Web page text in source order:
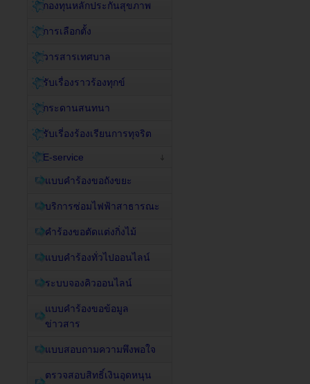
กองทุนหลักประกันสุขภาพ
การเลือกตั้ง
วารสารเทศบาล
รับเรื่องราวร้องทุกข์
กระดานสนทนา
รับเรี่องร้องเรียนการทุจริต
E-service
แบบคำร้องขอถังขยะ
บริการซ่อมไฟฟ้าสาธารณะ
คำร้องขอตัดแต่งกิ่งไม้
แบบคำร้องทั่วไปออนไลน์
ระบบจองคิวออนไลน์
แบบคำร้องขอข้อมูล
ข่าวสาร
แบบสอบถามความพึงพอใจ
ตรวจสอบสิทธิ์เงินอุดหนุน